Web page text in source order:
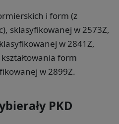
i form (z
sklasyfikowanej w 2573Z,
w 2841Z,
form
w 2899Z.
PKD